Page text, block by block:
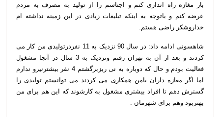
بار مغازه راه اندازی کنم و اجناسم را از تولید به مصرف به مردم
عرضه کنم و باتوجه به اینکه تبلیغات زیادی در این زمینه نداشته ام
خداروشکر راضی هستم.
شاهسونی ادامه داد: در سال 90 نزدیک به 11 نفردرتولیدی من کار می
کردند و بعد از آن به تهران رفتم ونزدیک به 3 سال در آنجا مشغول
فعالیت بودم و حال که دوباره به نی ریزبرگشتم 4 نفر بیشترنیرو ندارم
اما اگر مغازه داران بامن همکاری می کردند می توانستم تولیدی را
گسترش دهم تا افراد بیشتری مشغول به کارشوند که این هم برای من
بهتربود وهم برای شهرمان .